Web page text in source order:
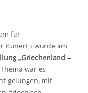
für
Kunerth wurde am
„Griechenland –
war es
gelungen, mit